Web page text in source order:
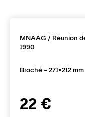
MNAAG / Réunion
1990
Broché – 271×212
22 €